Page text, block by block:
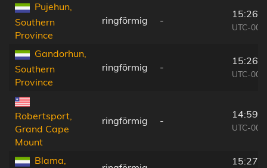
Pujehun,
Southern
Province
ringförmig -
UTC-
Gandorhun,
Southern
Province
ringförmig -
UTC-
Robertsport,
Grand Cape
Mount
ringförmig -
UTC-
Blama,